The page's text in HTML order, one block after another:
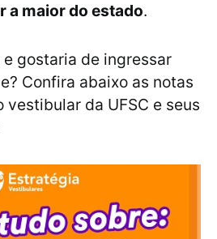
a maior do estado.
gostaria de ingressar
Confira abaixo as notas
da UFSC e seus